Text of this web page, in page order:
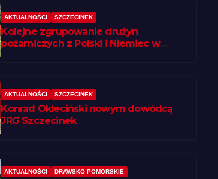
AKTUALNOŚCI SZCZECINEK
Kolejne zgrupowanie drużyn
pożarniczych z Polski i Niemiec w
AKTUALNOŚCI SZCZECINEK
Konrad Okleciński nowym dowódcą
JRG Szczecinek
AKTUALNOŚCI DRAWSKO POMORSKIE